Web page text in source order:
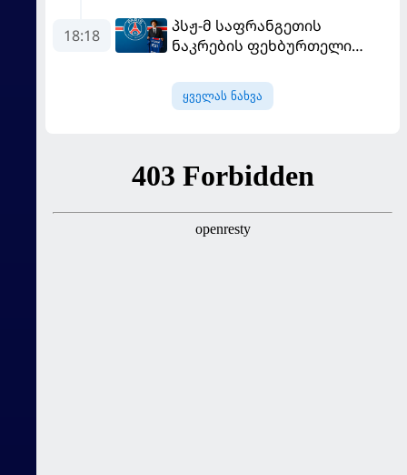
განადგურდა
18:18
პსჟ-მ საფრანგეთის
ნაკრების ფეხბურთელი
ყველას ნახვა